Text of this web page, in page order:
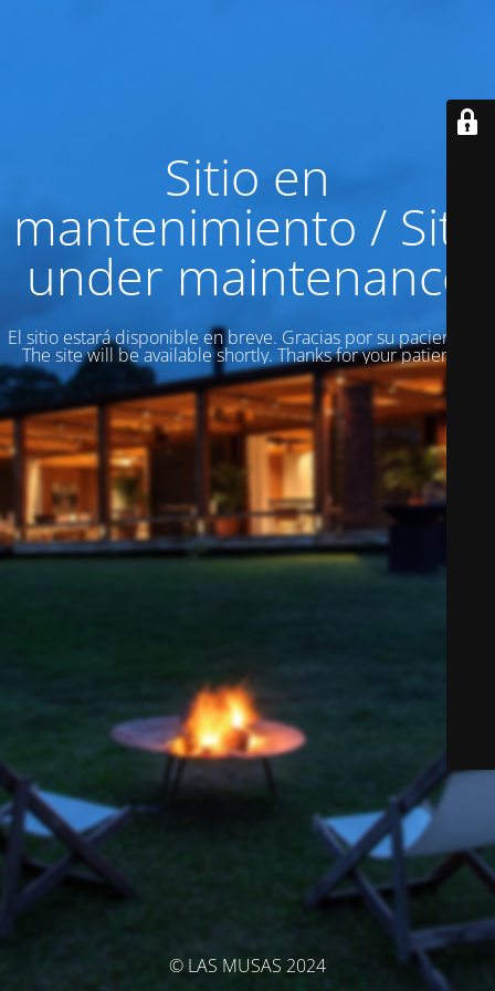
Sitio en
mantenimiento / Site
under maintenance
El sitio estará disponible en breve. Gracias por su paciencia! /
The site will be available shortly. Thanks for your patience!
© LAS MUSAS 2024